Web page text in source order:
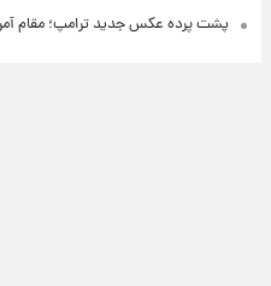
پشت پرده عکس جدید ترامپ؛ مقام